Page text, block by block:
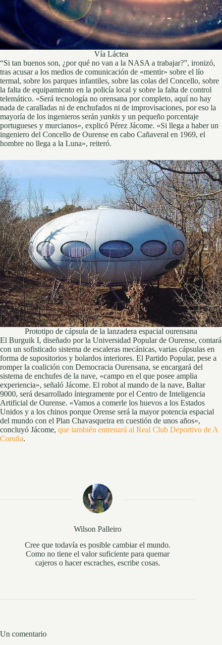
Vía Láctea
“Si tan buenos son, ¿por qué no van a la NASA a trabajar?”, ironizó,
tras acusar a los medios de comunicación de «mentir» sobre el lío
termal, sobre los parques infantiles, sobre las colas del Concello, sobre
la falta de equipamiento en la policía local y sobre la falta de control
telemático. «Será tecnología no orensana por completo, aquí no hay
nada de caralladas ni de enchufados ni de improvisaciones, por eso la
mayoría de los ingenieros serán yankis y un pequeño porcentaje
portugueses y murcianos», explicó Pérez Jácome. «Si llega a haber un
ingeniero del Concello de Ourense en cabo Cañaveral en 1969, el
hombre no llega a la Luna», reiteró.
Prototipo de cápsula de la lanzadera espacial ourensana
El Burguik I, diseñado por la Universidad Popular de Ourense, contará
con un sofisticado sistema de escaleras mecánicas, varias cápsulas en
forma de supositorios y bolardos interiores. El Partido Popular, pese a
romper la coalición con Democracia Ourensana, se encargará del
sistema de enchufes de la nave, «campo en el que posee amplia
experiencia», señaló Jácome. El robot al mando de la nave, Baltar
9000, será desarrollado íntegramente por el Centro de Inteligencia
Artificial de Ourense. «Vamos a comerle los huevos a los Estados
Unidos y a los chinos porque Orense será la mayor potencia espacial
del mundo con el Plan Chavasqueira en cuestión de unos años»,
concluyó Jácome, que también entrenará al Real Club Deportivo de A
Coruña.
Wilson Palleiro
Cree que todavía es posible cambiar el mundo.
Como no tiene el valor suficiente para quemar
cajeros o hacer escraches, escribe cosas.
Un comentario